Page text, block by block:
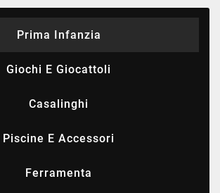
Prima Infanzia
Giochi E Giocattoli
Casalinghi
Piscine E Accessori
Ferramenta